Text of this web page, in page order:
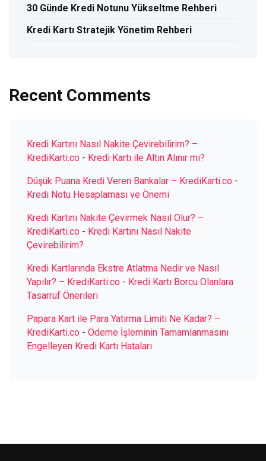
30 Günde Kredi Notunu Yükseltme Rehberi
Kredi Kartı Stratejik Yönetim Rehberi
Recent Comments
Kredi Kartını Nasıl Nakite Çevirebilirim? –
KrediKarti.co - Kredi Kartı ile Altın Alınır mı?
Düşük Puana Kredi Veren Bankalar – KrediKarti.co -
Kredi Notu Hesaplaması ve Önemi
Kredi Kartını Nakite Çevirmek Nasıl Olur? –
KrediKarti.co - Kredi Kartını Nasıl Nakite
Çevirebilirim?
Kredi Kartlarında Ekstre Atlatma Nedir ve Nasıl
Yapılır? – KrediKarti.co - Kredi Kartı Borcu Olanlara
Tasarruf Önerileri
Papara Kart ile Para Yatırma Limiti Ne Kadar? –
KrediKarti.co - Ödeme İşleminin Tamamlanmasını
Engelleyen Kredi Kartı Hataları